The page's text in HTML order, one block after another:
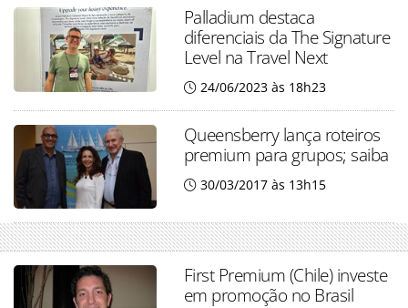
Palladium destaca
diferenciais da The Signature
Level na Travel Next
24/06/2023 às 18h23
Queensberry lança roteiros
premium para grupos; saiba
30/03/2017 às 13h15
First Premium (Chile) investe
em promoção no Brasil